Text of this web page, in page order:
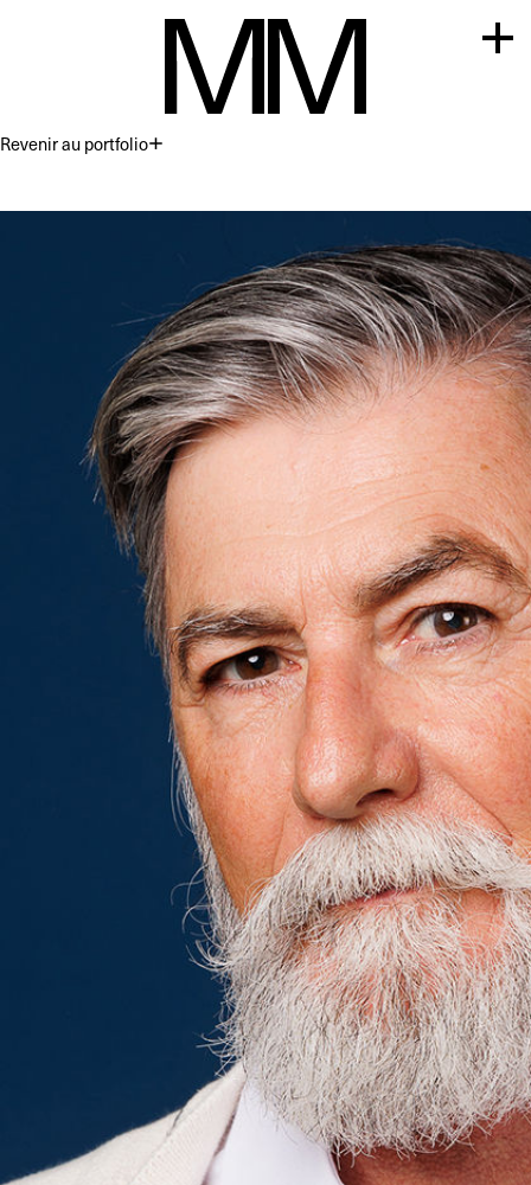
Revenir au portfolioPremium
Philippe Dumas
Poitrine99 cm Taille89 cm Hanches94 cm
CheveuxPoivre & Sel YeuxMarrons
Télécharger le pdf